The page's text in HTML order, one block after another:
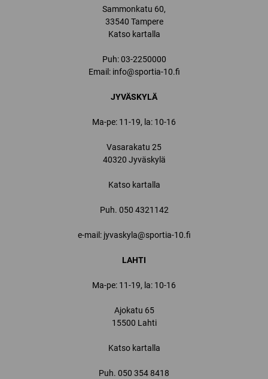
Sammonkatu 60,
33540 Tampere
Katso kartalla
Puh:03-2250000
Email: info@sportia-10.fi
JYVÄSKYLÄ
Ma-pe: 11-19, la: 10-16
Vasarakatu 25
40320 Jyväskylä
Katso kartalla
Puh. 050 4321142
e-mail: jyvaskyla@sportia-10.fi
LAHTI
Ma-pe: 11-19, la: 10-16
Ajokatu 65
15500 Lahti
Katso kartalla
Puh. 050 354 8418